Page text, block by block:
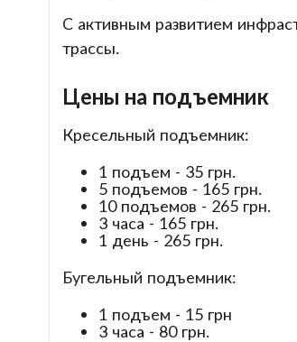
С активным развитием
трассы.
Цены на подъемник
Кресельный подъемник:
1 подъем - 35 грн.
5 подъемов - 165 грн.
10 подъемов - 265 грн.
3 часа - 165 грн.
1 день - 265 грн.
Бугельный подъемник:
1 подъем - 15 грн
3 часа - 80 грн.